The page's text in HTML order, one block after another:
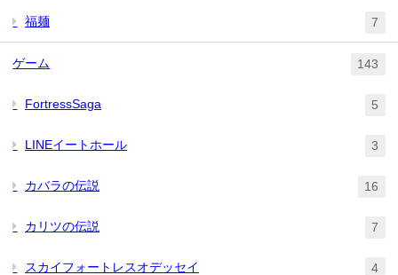
福麺 7
ゲーム 143
FortressSaga 5
LINEイートホール 3
カバラの伝説 16
カリツの伝説 7
スカイフォートレスオデッセイ 4